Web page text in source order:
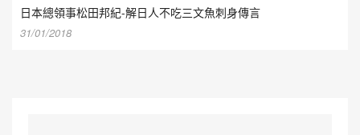
日本總領事松田邦紀-解日人不吃三文魚刺身傳言
31/01/2018